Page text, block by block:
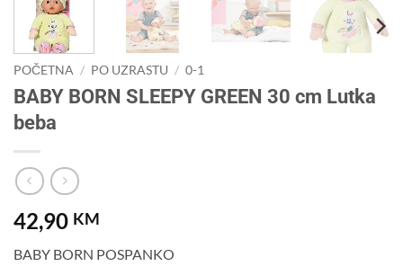
POČETNA / PO UZRASTU / 0-1
BABY BORN SLEEPY GREEN 30 cm Lutka
beba
42,90 KM
BABY BORN POSPANKO